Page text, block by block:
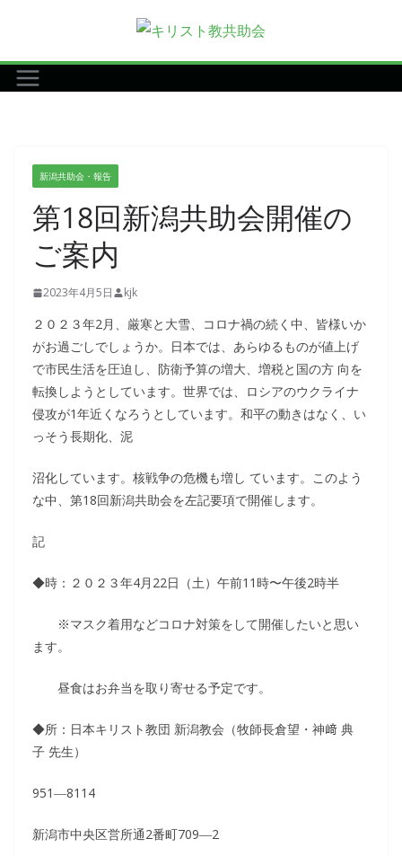
テ
ン
新潟共助会・報告
第18回新潟共助会開催の
ご案内
2023年4月5日 kjk
２０２３年2月、厳寒と大雪、コロナ禍の続く中、皆様いか
がお過ごしでしょうか。日本では、あらゆるものが値上げ
で市民生活を圧迫し、防衛予算の増大、増税と国の方 向を
転換しようとしています。世界では、ロシアのウクライナ
侵攻が1年近くなろうとしています。和平の動きはなく、い
っそう長期化、泥
沼化しています。核戦争の危機も増し ています。このよう
な中、第18回新潟共助会を左記要項で開催します。
記
◆時：２０２３年4月22日（土）午前11時〜午後2時半
※マスク着用などコロナ対策をして開催したいと思い
ます。
昼食はお弁当を取り寄せる予定です。
◆所：日本キリスト教団 新潟教会（牧師長倉望・神﨑 典
子 先生）
951―8114
新潟市中央区営所通2番町709―2